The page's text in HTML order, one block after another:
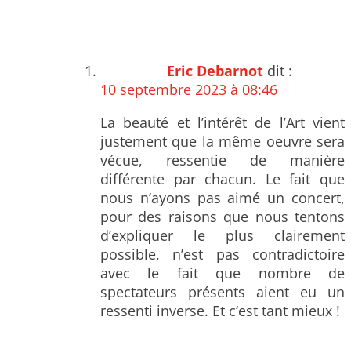
Eric Debarnot dit :
10 septembre 2023 à 08:46
La beauté et l’intérêt de l’Art vient
justement que la même oeuvre sera
vécue, ressentie de manière
différente par chacun. Le fait que
nous n’ayons pas aimé un concert,
pour des raisons que nous tentons
d’expliquer le plus clairement
possible, n’est pas contradictoire
avec le fait que nombre de
spectateurs présents aient eu un
ressenti inverse. Et c’est tant mieux !